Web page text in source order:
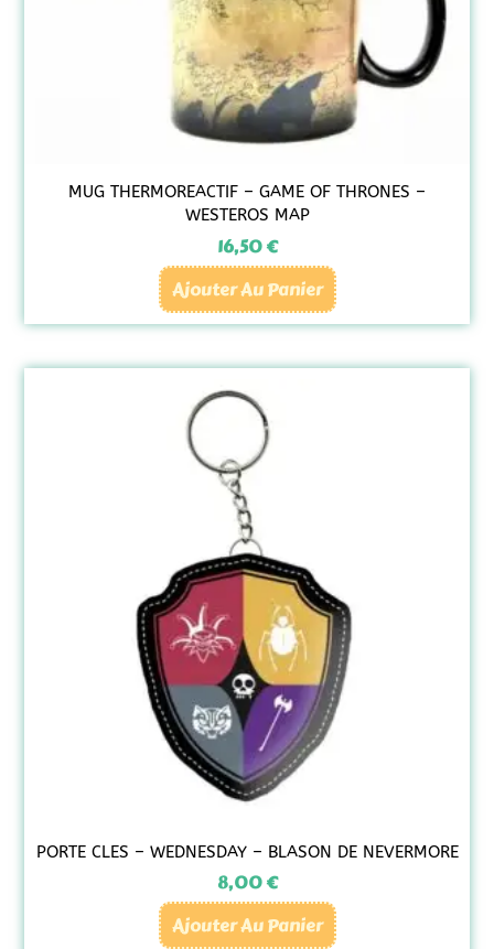
MUG THERMOREACTIF – GAME OF THRONES –
WESTEROS MAP
16,50€
Ajouter Au Panier
PORTE CLES – WEDNESDAY – BLASON DE NEVERMORE
8,00€
Ajouter Au Panier